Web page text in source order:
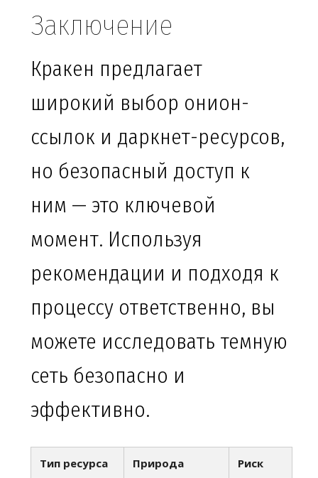
Заключение
Кракен предлагает
широкий выбор онион-
ссылок и даркнет-ресурсов,
но безопасный доступ к
ним — это ключевой
момент. Используя
рекомендации и подходя к
процессу ответственно, вы
можете исследовать темную
сеть безопасно и
эффективно.
Тип ресурса Природа Риск